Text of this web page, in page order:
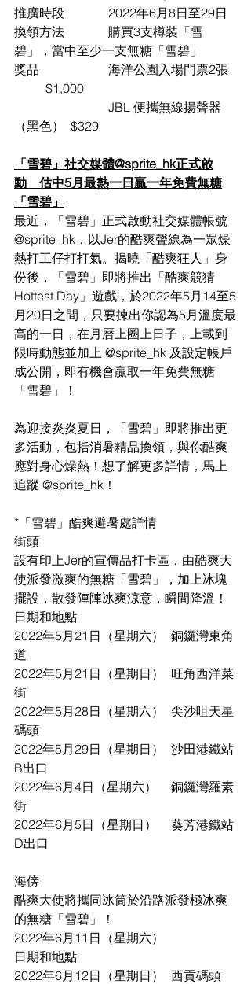
換領方法		購買3支樽裝「雪
獎品			海洋公園入場門票2張
	$1,000
（黑色）  $329
「雪碧」社交媒體@sprite_hk正式啟
動　估中5月最熱一日贏一年免費無糖
「雪碧」
最近，「雪碧」正式啟動社交媒體帳號
@sprite_hk，以Jer的酷爽聲線為一眾燥
熱打工仔打打氣。揭曉「酷爽狂人」身
份後，「雪碧」即將推出「酷爽競猜
Hottest Day​」遊戲，於2022年5月14至5
月20日之間，只要揀出你認為5月溫度最
高的一日，在月曆上圈上日子，上載到
限時動態並加上 @sprite_hk 及設定帳戶
成公開，即有機會贏取一年免費無糖
「雪碧」！
​為迎接炎炎夏日，「雪碧」即將推出更
多活動，包括消暑精品換領，與你酷爽
應對身心燥熱！想了解更多詳情，馬上
追蹤 @sprite_hk！
*「雪碧」酷爽避暑處詳情
街頭
設有印上Jer的宣傳品打卡區，由酷爽大
使派發激爽的無糖「雪碧」，加上冰塊
擺設，散發陣陣冰爽涼意，瞬間降溫！
日期和地點
2022年5月21日（星期六）	銅鑼灣東角
道
2022年5月21日（星期日）	旺角西洋菜
2022年5月28日（星期六）	尖沙咀天星
碼頭
2022年5月29日（星期日）	沙田港鐵站
2022年6月4日（星期六）	銅鑼灣羅素
街
2022年6月5日（星期日）	葵芳港鐵站
D出口
海傍
酷爽大使將攜同冰筒於沿路派發極冰爽
的無糖「雪碧」！
日期和地點
2022年6月12日（星期日）	西貢碼頭